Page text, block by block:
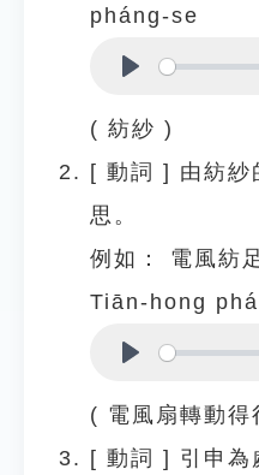
pháng-se
( 紡紗 )
[ 動詞 ] 由紡紗
思。
例如：
電風紡
Tiān-hong
( 電風扇轉動得
[ 動詞 ] 引申為